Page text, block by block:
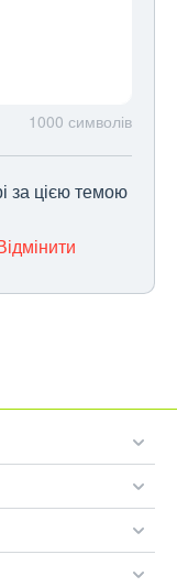
1000 символів
за цією темою